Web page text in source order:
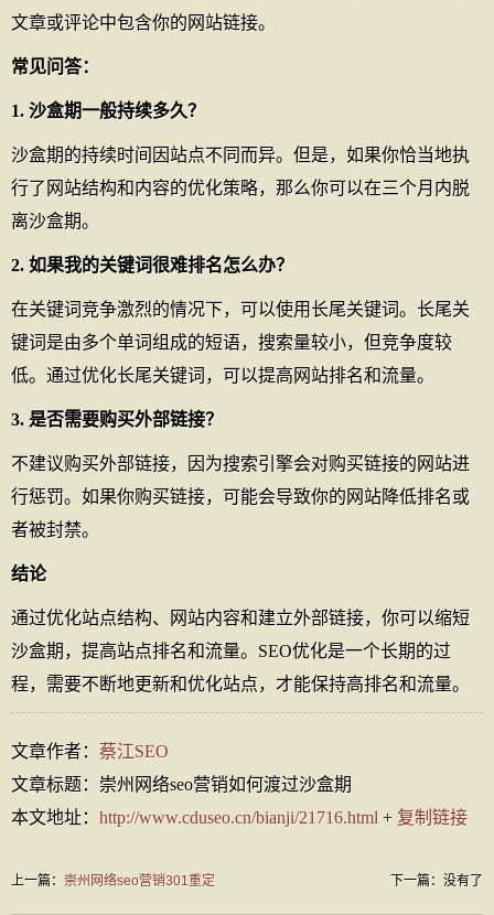
文章或评论中包含你的网站链接。
常见问答：
1. 沙盒期一般持续多久？
沙盒期的持续时间因站点不同而异。但是，如果你恰当地执
行了网站结构和内容的优化策略，那么你可以在三个月内脱
离沙盒期。
2. 如果我的关键词很难排名怎么办？
在关键词竞争激烈的情况下，可以使用长尾关键词。长尾关
键词是由多个单词组成的短语，搜索量较小，但竞争度较
低。通过优化长尾关键词，可以提高网站排名和流量。
3. 是否需要购买外部链接？
不建议购买外部链接，因为搜索引擎会对购买链接的网站进
行惩罚。如果你购买链接，可能会导致你的网站降低排名或
者被封禁。
结论
通过优化站点结构、网站内容和建立外部链接，你可以缩短
沙盒期，提高站点排名和流量。SEO优化是一个长期的过
程，需要不断地更新和优化站点，才能保持高排名和流量。
文章作者： 蔡江SEO
文章标题：崇州网络seo营销如何渡过沙盒期
本文地址： http://www.cduseo.cn/bianji/21716.html + 复制链接
上一篇： 崇州网络seo营销301重定
下一篇：没有了